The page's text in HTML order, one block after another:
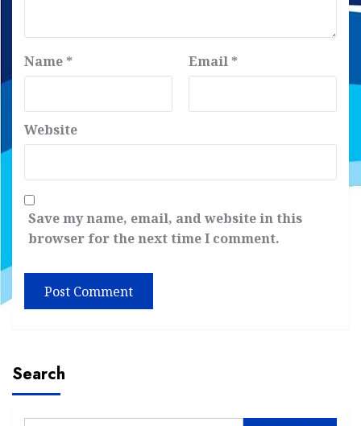
Name * Email *
Website
Save my name, email, and website in this
browser for the next time I comment.
Search